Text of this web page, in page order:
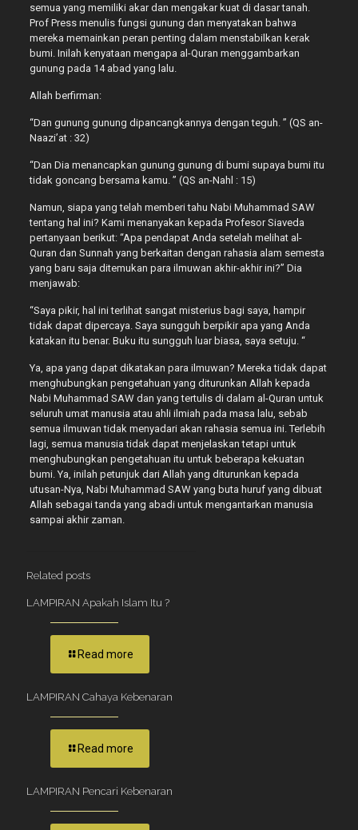
semua yang memiliki akar dan mengakar kuat di dasar tanah.
Prof Press menulis fungsi gunung dan menyatakan bahwa
mereka memainkan peran penting dalam menstabilkan kerak
bumi. Inilah kenyataan mengapa al-Quran menggambarkan
gunung pada 14 abad yang lalu.
Allah berfirman:
“Dan gunung gunung dipancangkannya dengan teguh. ” (QS an-
Naazi’at : 32)
“Dan Dia menancapkan gunung gunung di bumi supaya bumi itu
tidak goncang bersama kamu. ” (QS an-Nahl : 15)
Namun, siapa yang telah memberi tahu Nabi Muhammad SAW
tentang hal ini? Kami menanyakan kepada Profesor Siaveda
pertanyaan berikut: “Apa pendapat Anda setelah melihat al-
Quran dan Sunnah yang berkaitan dengan rahasia alam semesta
yang baru saja ditemukan para ilmuwan akhir-akhir ini?” Dia
menjawab:
“Saya pikir, hal ini terlihat sangat misterius bagi saya, hampir
tidak dapat dipercaya. Saya sungguh berpikir apa yang Anda
katakan itu benar. Buku itu sungguh luar biasa, saya setuju. “
Ya, apa yang dapat dikatakan para ilmuwan? Mereka tidak dapat
menghubungkan pengetahuan yang diturunkan Allah kepada
Nabi Muhammad SAW dan yang tertulis di dalam al-Quran untuk
seluruh umat manusia atau ahli ilmiah pada masa lalu, sebab
semua ilmuwan tidak menyadari akan rahasia semua ini. Terlebih
lagi, semua manusia tidak dapat menjelaskan tetapi untuk
menghubungkan pengetahuan itu untuk beberapa kekuatan
bumi. Ya, inilah petunjuk dari Allah yang diturunkan kepada
utusan-Nya, Nabi Muhammad SAW yang buta huruf yang dibuat
Allah sebagai tanda yang abadi untuk mengantarkan manusia
sampai akhir zaman.
Related posts
LAMPIRAN Apakah Islam Itu ?
Read more
LAMPIRAN Cahaya Kebenaran
Read more
LAMPIRAN Pencari Kebenaran